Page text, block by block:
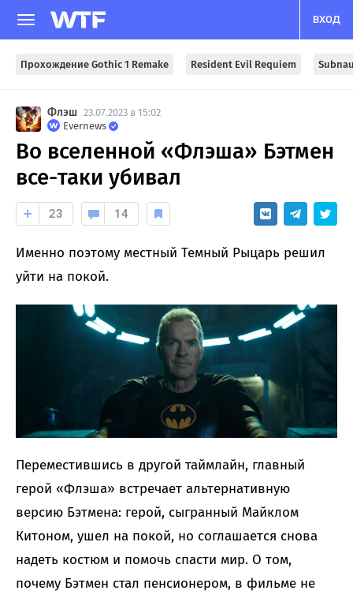
ВХОД
Прохождение Gothic 1 Remake Resident Evil Requiem
Флэш 23.07.2023 в 15:02
Evernews
Во вселенной «Флэша» Бэтмен
все-таки убивал
23 14
Именно поэтому местный Темный Рыцарь решил
уйти на покой.
Переместившись в другой таймлайн, главный
герой «Флэша» встречает альтернативную
версию Бэтмена: герой, сыгранный Майклом
Китоном, ушел на покой, но соглашается снова
надеть костюм и помочь спасти мир. О том,
почему Бэтмен стал пенсионером, в фильме не